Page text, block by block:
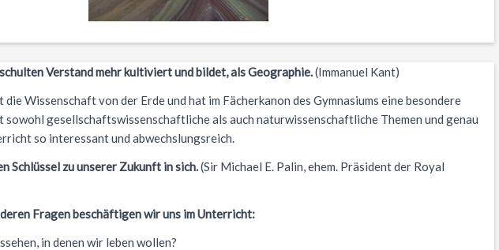
Verstand mehr kultiviert und bildet, als Geographie.(Immanuel Kant)
Wissenschaft von der Erde und hat im Fächerkanon des Gymnasiums eine besondere
sowohl gesellschaftswissenschaftliche als auch naturwissenschaftliche Themen und genau
so interessant und abwechslungsreich.
Schlüssel zu unserer Zukunft in sich.(Sir Michael E. Palin, ehem. Präsident der Royal
Fragen beschäftigen wir uns im Unterricht:
in denen wir leben wollen?